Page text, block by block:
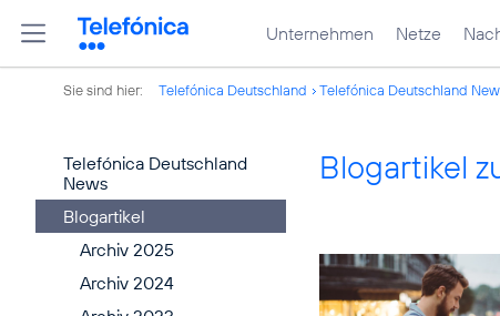
Unternehmen Netze
Sie sind hier: Telefónica Deutschland Telefónica Deutschland
Telefónica Deutschland
News
Blogartikel
Archiv 2025
Archiv 2024
Blogartikel